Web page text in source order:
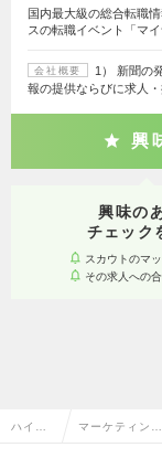
国内最大級の総合転職
スの転職イベント「マ
会社概要
1） 新聞の
報の提供ならびに求人
興
興味の
チェック
スカウトのマ
その求人への
ハイク マーケティン